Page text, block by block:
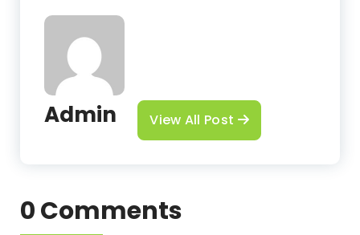
Admin View All Post
0 Comments